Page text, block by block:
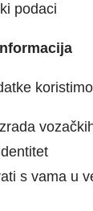
podaci
s vama u